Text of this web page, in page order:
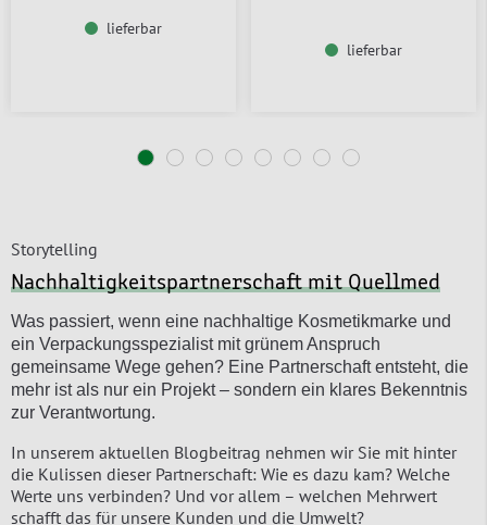
lieferbar
lieferbar
Storytelling
Nachhaltigkeitspartnerschaft mit Quellmed
Was passiert, wenn eine nachhaltige Kosmetikmarke und
ein Verpackungsspezialist mit grünem Anspruch
gemeinsame Wege gehen? Eine Partnerschaft entsteht, die
mehr ist als nur ein Projekt – sondern ein klares Bekenntnis
zur Verantwortung.
In unserem aktuellen Blogbeitrag nehmen wir Sie mit hinter
die Kulissen dieser Partnerschaft: Wie es dazu kam? Welche
Werte uns verbinden? Und vor allem – welchen Mehrwert
schafft das für unsere Kunden und die Umwelt?